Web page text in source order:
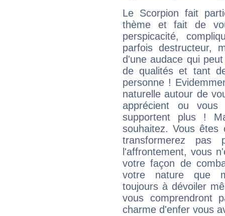
Le Scorpion fait
thème et fait de
perspicacité,
parfois destructeur,
d'une audace qui
de qualités et tant
personne !
naturelle autour de
apprécient ou
supportent plus !
souhaitez. Vous
transformerez
l'affrontement, vous
votre façon de
votre nature que
toujours à dévoiler
vous comprendront
charme d'enfer vous